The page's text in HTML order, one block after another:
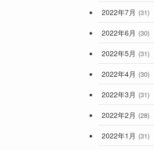
2022年7月 (31)
2022年6月 (30)
2022年5月 (31)
2022年4月 (30)
2022年3月 (31)
2022年2月 (28)
2022年1月 (31)